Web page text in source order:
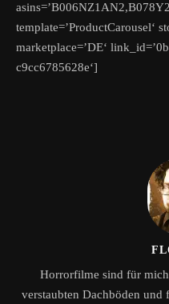
template=’ProductCarousel‘
marketplace=’DE‘
c9cc6785628e‘]
Horrorfilme sind für
verstaubten Dachböden und